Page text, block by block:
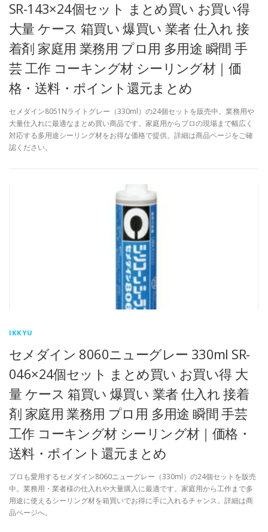
SR-143×24個セット まとめ買い お買い得
大量 ケース 箱買い 爆買い 業者 仕入れ 接
着剤 家庭用 業務用 プロ用 多用途 瞬間 手
芸 工作 コーキング材 シーリング材｜価
格・送料・ポイント還元まとめ
セメダイン8051Nライトグレー（330ml）の24個セットを販売中。業務用や
大量仕入れに最適なまとめ買い商品です。家庭用からプロの現場まで幅広く
対応する多用途シーリング材をお得な価格で提供。詳細は商品ページをご確
認ください。
IKKYU
セメダイン 8060ニューグレー 330ml SR-
046×24個セット まとめ買い お買い得 大
量 ケース 箱買い 爆買い 業者 仕入れ 接着
剤 家庭用 業務用 プロ用 多用途 瞬間 手芸
工作 コーキング材 シーリング材｜価格・
送料・ポイント還元まとめ
プロも愛用するセメダイン8060ニューグレー（330ml）の24個セットを販売
中。業務用・業者様の仕入れや大量購入に最適です。家庭用から工作まで多
用途に使えるシーリング材を箱買いでお得に手に入れるチャンス。詳細は商
品ページへ。